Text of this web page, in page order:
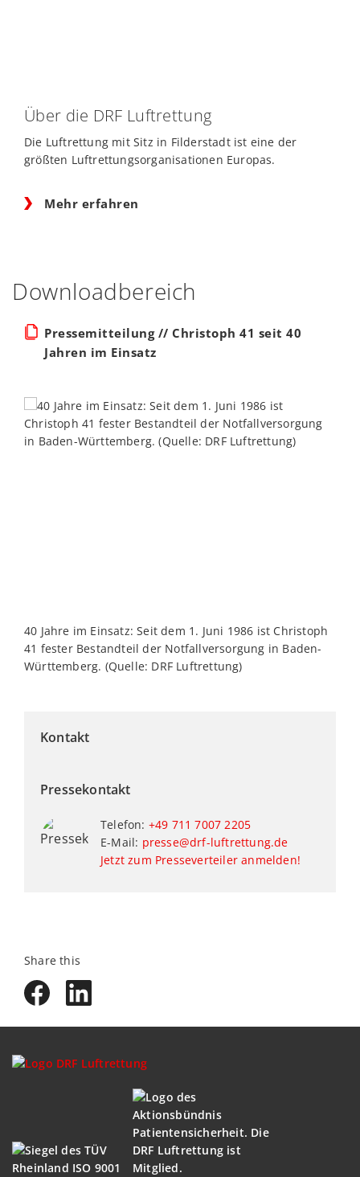
Über die DRF Luftrettung
Die Luftrettung mit Sitz in Filderstadt ist eine der
größten Luftrettungsorganisationen Europas.
Mehr erfahren
Downloadbereich
Pressemitteilung // Christoph 41 seit 40
Jahren im Einsatz
40 Jahre im Einsatz: Seit dem 1. Juni 1986 ist Christoph
41 fester Bestandteil der Notfallversorgung in Baden-
Württemberg. (Quelle: DRF Luftrettung)
Kontakt
Pressekontakt
Telefon: +49 711 7007 2205
E-Mail: presse@drf-luftrettung.de
Jetzt zum Presseverteiler anmelden!
Share this